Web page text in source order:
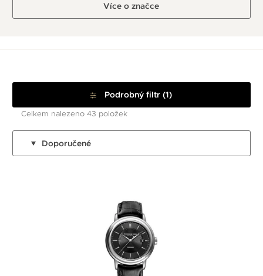
Více o značce
Podrobný filtr (1)
Celkem nalezeno 43 položek
Doporučené